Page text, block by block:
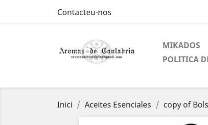
Contacteu-nos
MIKADOS
POLITICA
Inici Aceites Esenciales copy of